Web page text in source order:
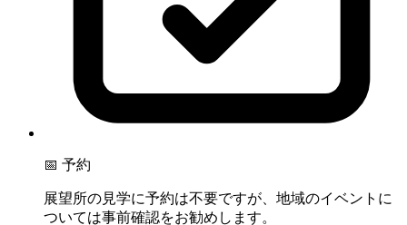
📅 予約
展望所の見学に予約は不要ですが、地域のイベントに
ついては事前確認をお勧めします。